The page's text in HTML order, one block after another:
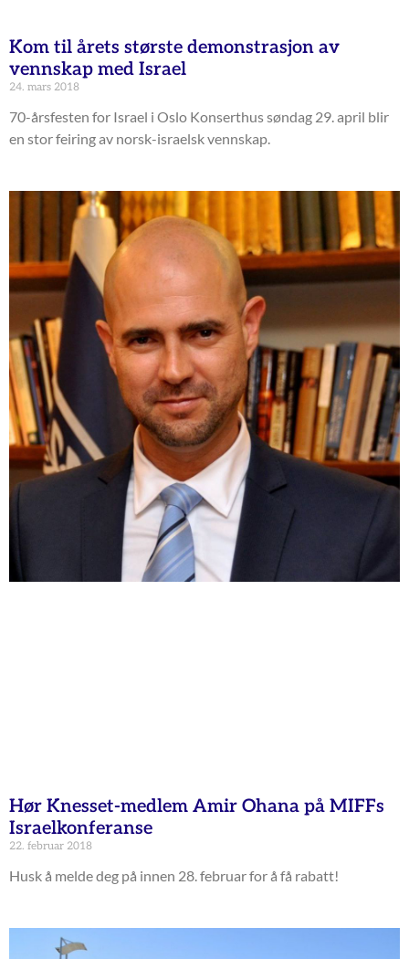
Kom til årets største demonstrasjon av
vennskap med Israel
24. mars 2018
70-årsfesten for Israel i Oslo Konserthus søndag 29. april blir
en stor feiring av norsk-israelsk vennskap.
Hør Knesset-medlem Amir Ohana på MIFFs
Israelkonferanse
22. februar 2018
Husk å melde deg på innen 28. februar for å få rabatt!